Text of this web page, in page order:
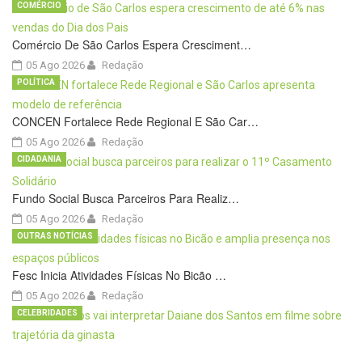
Comércio De São Carlos Espera Cresciment…
05 Ago 2026
COMÉRCIO
Redação
CONCEN Fortalece Rede Regional E São Car…
05 Ago 2026
POLÍTICA
Redação
Fundo Social Busca Parceiros Para Realiz…
05 Ago 2026
CIDADANIA
Redação
Fesc Inicia Atividades Físicas No Bicão …
05 Ago 2026
OUTRAS NOTÍCIAS
Redação
CELEBRIDADES